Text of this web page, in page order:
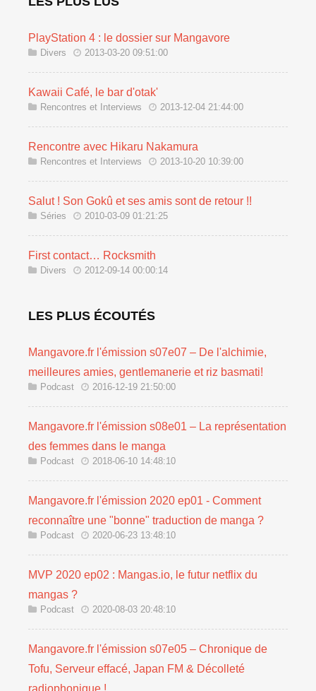
PlayStation 4 : le dossier sur Mangavore
Divers 2013-03-20 09:51:00
Kawaii Café, le bar d'otak'
Rencontres et Interviews 2013-12-04 21:44:00
Rencontre avec Hikaru Nakamura
Rencontres et Interviews 2013-10-20 10:39:00
Salut ! Son Gokû et ses amis sont de retour !!
Séries 2010-03-09 01:21:25
First contact… Rocksmith
Divers 2012-09-14 00:00:14
LES PLUS ÉCOUTÉS
Mangavore.fr l'émission s07e07 – De l'alchimie,
meilleures amies, gentlemanerie et riz basmati!
Podcast 2016-12-19 21:50:00
Mangavore.fr l'émission s08e01 – La représentation
des femmes dans le manga
Podcast 2018-06-10 14:48:10
Mangavore.fr l'émission 2020 ep01 - Comment
reconnaître une "bonne" traduction de manga ?
Podcast 2020-06-23 13:48:10
MVP 2020 ep02 : Mangas.io, le futur netflix du
mangas ?
Podcast 2020-08-03 20:48:10
Mangavore.fr l'émission s07e05 – Chronique de
Tofu, Serveur effacé, Japan FM & Décolleté
radiophonique !